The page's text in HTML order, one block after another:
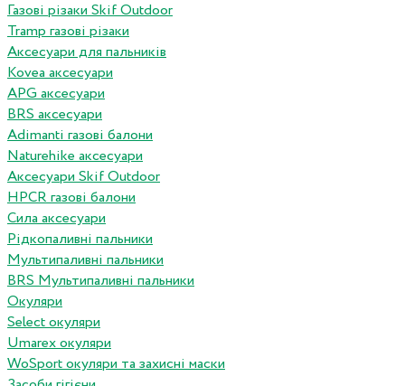
Газові різаки Skif Outdoor
Tramp газові різаки
Аксесуари для пальників
Kovea аксесуари
APG аксесуари
BRS аксесуари
Adimanti газові балони
Naturehike аксесуари
Аксесуари Skif Outdoor
HPCR газові балони
Сила аксесуари
Рідкопаливні пальники
Мультипаливні пальники
BRS Мультипаливні пальники
Окуляри
Select окуляри
Umarex окуляри
WoSport окуляри та захисні маски